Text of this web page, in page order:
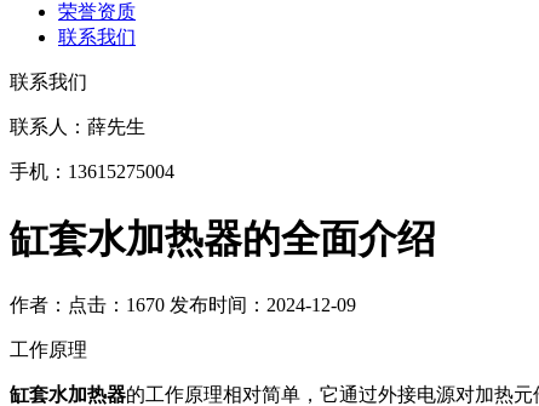
缸套水加热器的全面介绍
作者： 点击：1670 发布时间：2024-12-09
工作原理
缸套水加热器的工作原理相对简单，它通过外接电源对加热
荣誉资质
联系我们
联系我们
联系人：薛先生
手机：13615275004